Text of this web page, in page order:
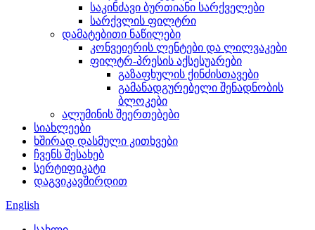
საკინძავი ბურთიანი სარქველები
სარქვლის ფილტრი
დამატებითი ნაწილები
კონვეიერის ლენტები და ლილვაკები
ფილტრ-პრესის აქსესუარები
გაზაფხულის ქინძისთავები
გამანადგურებელი შენადნობის
ბლოკები
ალუმინის შეერთებები
სიახლეები
ხშირად დასმული კითხვები
ჩვენს შესახებ
სერტიფიკატი
დაგვიკავშირდით
English